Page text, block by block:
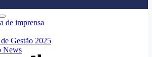
de imprensa
Gestão 2025
News